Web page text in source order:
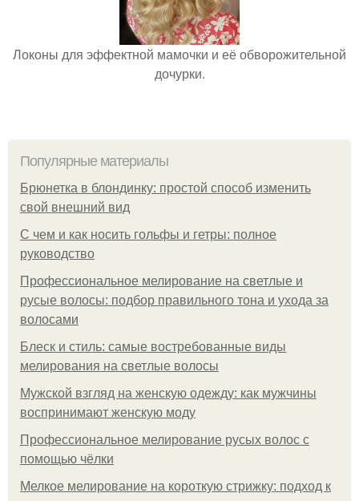
Локоны для эффектной мамочки и её обворожительной
дочурки.
Популярные материалы
Брюнетка в блондинку: простой способ изменить
свой внешний вид
С чем и как носить гольфы и гетры: полное
руководство
Профессиональное мелирование на светлые и
русые волосы: подбор правильного тона и ухода за
волосами
Блеск и стиль: самые востребованные виды
мелирования на светлые волосы
Мужской взгляд на женскую одежду: как мужчины
воспринимают женскую моду
Профессиональное мелирование русых волос с
помощью чёлки
Мелкое мелирование на короткую стрижку: подход к